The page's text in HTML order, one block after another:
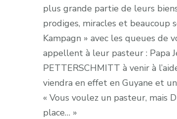
plus grande partie de leurs
prodiges, miracles et beaucoup
Kampagn » avec les queues de
appellent à leur pasteur : Papa
PETTERSCHMITT à venir à
viendra en effet en Guyane et
« Vous voulez un pasteur, mais
place… »